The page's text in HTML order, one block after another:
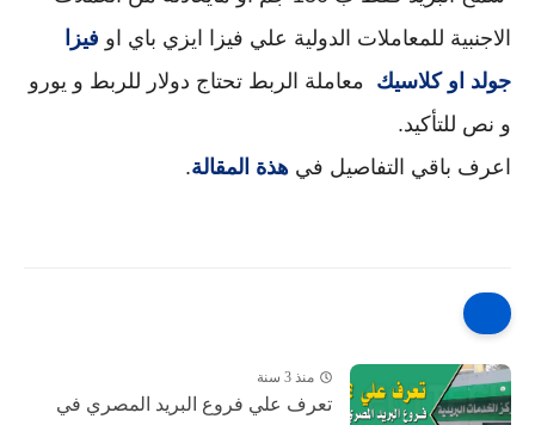
الاجنبية للمعاملات الدولية علي فيزا ايزي باي او
جولد او كلاسيك
و نص للتأكيد.
اعرف باقي التفاصيل في هذة المقالة.
منذ 3 سنة
تعرف علي فروع البريد المصري في